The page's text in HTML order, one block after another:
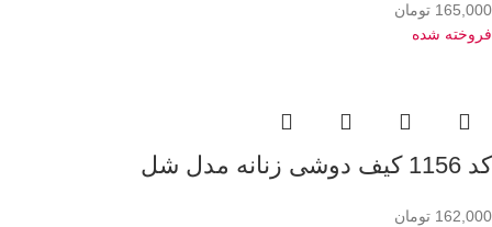
165,000 تومان
فروخته شده
کد 1156 کیف دوشی زنانه مدل شل
162,000 تومان